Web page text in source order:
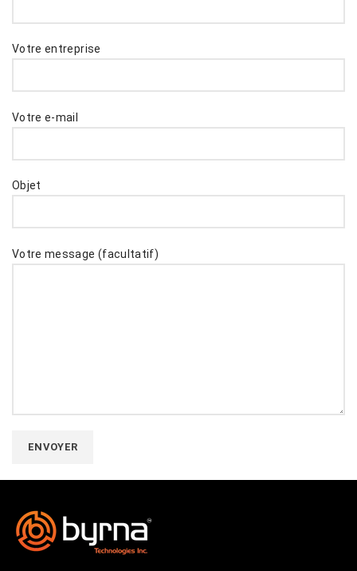
Votre entreprise
Votre e-mail
Objet
Votre message (facultatif)